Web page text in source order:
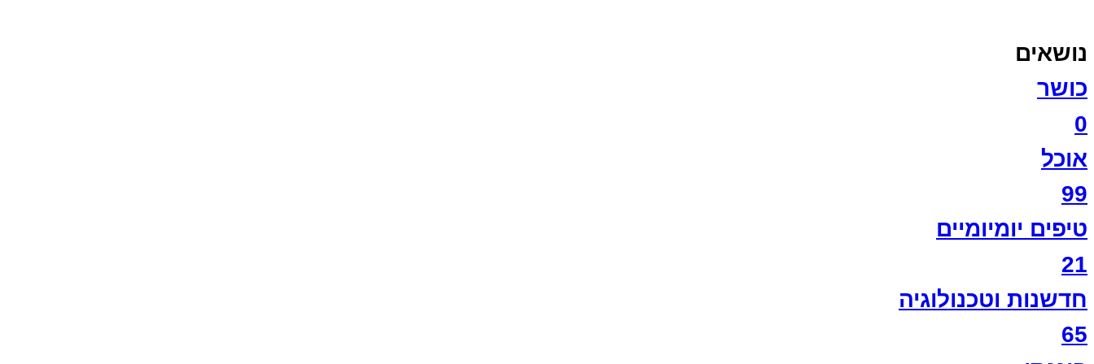
נושאים
כושר
0
אוכל
99
טיפים יומיומיים
21
חדשנות וטכנולוגיה
65